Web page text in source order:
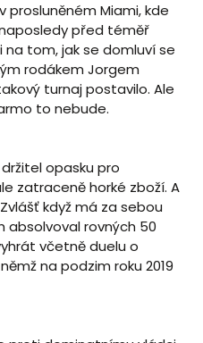
prosluněném Miami, kde
před téměř
tom, jak se domluví se
rodákem Jorgem
turnaj postavilo. Ale
to nebude.
opasku pro
zatraceně horké zboží. A
když má za sebou
absolvoval rovných 50
včetně duelu o
na podzim roku 2019